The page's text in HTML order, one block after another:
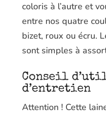
coloris à l’autre et
entre nos quatre
bizet, roux ou écru.
sont simples à
Conseil
d’entretien
Attention ! Cette